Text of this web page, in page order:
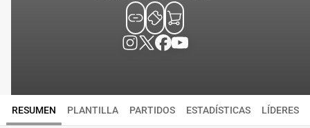
RESUMEN PLANTILLA PARTIDOS ESTADÍSTICAS LÍDERES